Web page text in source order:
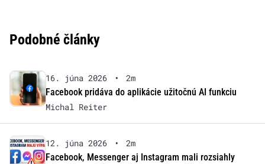
Podobné články
16. júna 2026 •
2m
Facebook pridáva do aplikácie užitočnú AI funkciu
Michal Reiter
12. júna 2026 •
2m
Facebook, Messenger aj Instagram mali rozsiahly